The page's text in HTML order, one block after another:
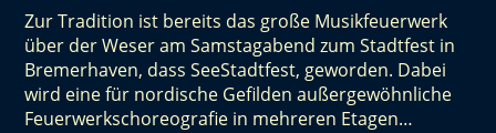
Zur Tradition ist bereits das große Musikfeuerwerk
über der Weser am Samstagabend zum Stadtfest in
Bremerhaven, dass SeeStadtfest, geworden. Dabei
wird eine für nordische Gefilden außergewöhnliche
Feuerwerkschoreografie in mehreren Etagen…